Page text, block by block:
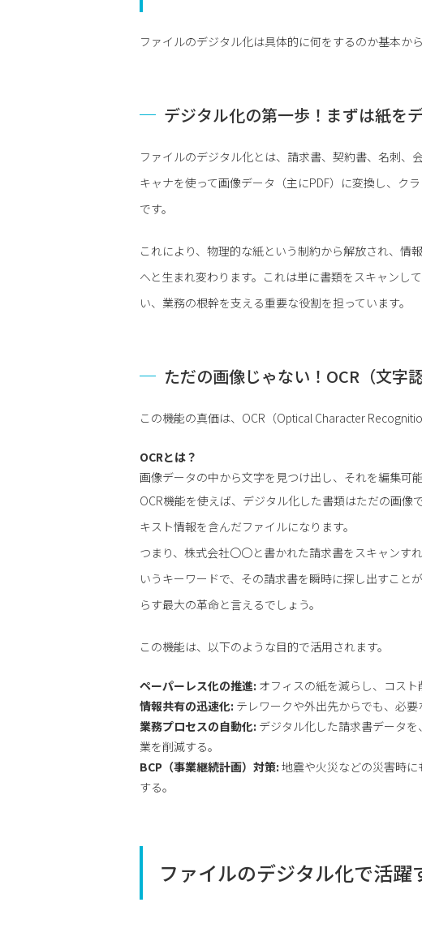
ファイルのデジタル化は具体的に何をするのか基本か
デジタル化の第一歩！まずは紙を
ファイルのデジタル化とは、請求書、契約書、名刺、
キャナを使って画像データ（主にPDF）に変換し、ク
です。
これにより、物理的な紙という制約から解放され、情
へと生まれ変わります。これは単に書類をスキャンし
い、業務の根幹を支える重要な役割を担っています。
ただの画像じゃない！OCR（文字
この機能の真価は、OCR（Optical Character
OCRとは？
画像データの中から文字を見つけ出し、それを編集可
OCR機能を使えば、デジタル化した書類はただの画
キスト情報を含んだファイルになります。
つまり、株式会社〇〇と書かれた請求書をスキャンす
いうキーワードで、その請求書を瞬時に探し出すこと
らす最大の革命と言えるでしょう。
この機能は、以下のような目的で活用されます。
ペーパーレス化の推進: オフィスの紙を減らし、コスト
情報共有の迅速化: テレワークや外出先からでも、必要
業務プロセスの自動化: デジタル化した請求書データ
業を削減する。
BCP（事業継続計画）対策: 地震や火災などの災害時
する。
ファイルのデジタル化で活躍